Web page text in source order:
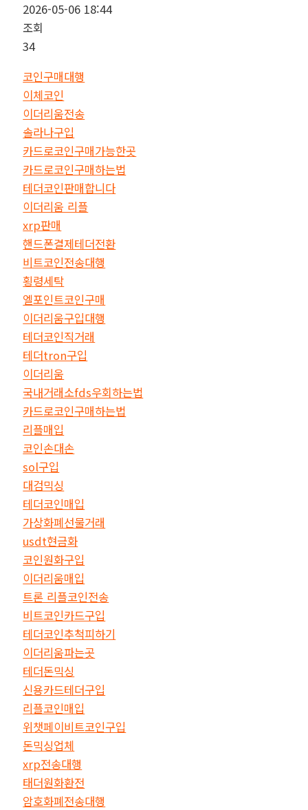
2026-05-06 18:44
조회
34
코인구매대행
이체코인
이더리움전송
솔라나구입
카드로코인구매가능한곳
카드로코인구매하는법
테더코인판매합니다
이더리움 리플
xrp판매
핸드폰결제테더전환
비트코인전송대행
횡령세탁
엘포인트코인구매
이더리움구입대행
테더코인직거래
테더tron구입
이더리움
국내거래소fds우회하는법
카드로코인구매하는법
리플매입
코인손대손
sol구입
대검믹싱
테더코인매입
가상화폐선물거래
usdt현금화
코인원화구입
이더리움매입
트론 리플코인전송
비트코인카드구입
테더코인추척피하기
이더리움파는곳
테더돈믹싱
신용카드테더구입
리플코인매입
위챗페이비트코인구입
돈믹싱업체
xrp전송대행
태더원화환전
암호화폐전송대행